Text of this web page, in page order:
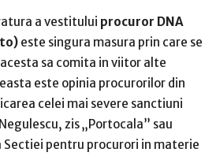
a vestitului procuror DNA
este singura masura prin care se
sa comita in viitor alte
este opinia procurorilor din
celei mai severe sanctiuni
zis „Portocala” sau
pentru procurori in materie